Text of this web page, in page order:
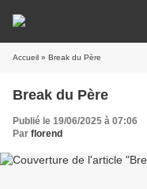
Accueil » Break du Père
Break du Père
Publié le 19/06/2025 à 07:06
Par florend